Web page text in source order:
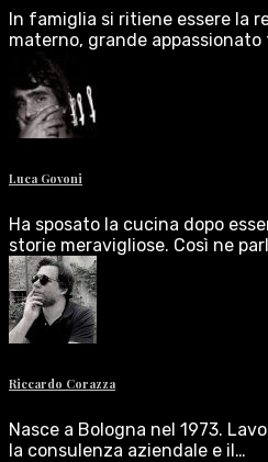
In famiglia si ritiene essere la
materno, grande
Luca Govoni
Ha sposato la cucina dopo
storie meravigliose. Così ne
Riccardo Corazza
Nasce a Bologna nel 1973.
la consulenza aziendale e il…